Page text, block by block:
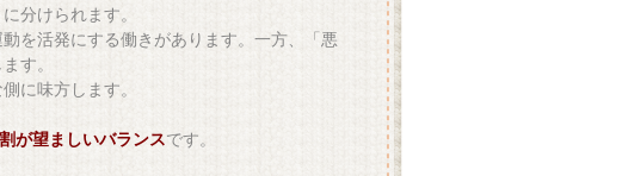
に分けられます。
を活発にする働きがあります。一方、「悪
す。
に味方します。
が望ましいバランスです。